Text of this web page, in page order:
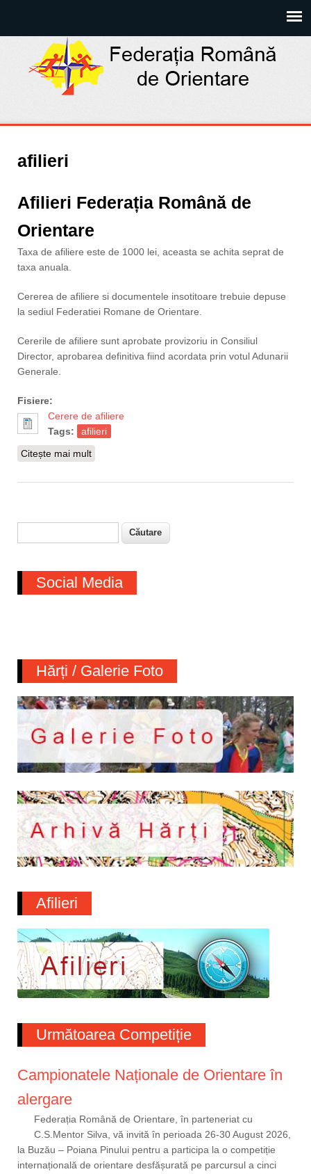
afilieri
Afilieri Federația Română de
Orientare
Taxa de afiliere este de 1000 lei, aceasta se achita seprat de
taxa anuala.
Cererea de afiliere si documentele insotitoare trebuie depuse
la sediul Federatiei Romane de Orientare.
Cererile de afiliere sunt aprobate provizoriu in Consiliul
Director, aprobarea definitiva fiind acordata prin votul Adunarii
Generale.
Fisiere:
Cerere de afiliere
Tags:
afilieri
Citește mai mult
Formular de căutare
Social Media
Hărți / Galerie Foto
Afilieri
Următoarea Competiție
Campionatele Naționale de Orientare în
alergare
Federația Română de Orientare, în parteneriat cu
C.S.Mentor Silva, vă invită în perioada 26-30 August 2026,
la Buzău – Poiana Pinului pentru a participa la o competiție
internațională de orientare desfășurată pe parcursul a cinci